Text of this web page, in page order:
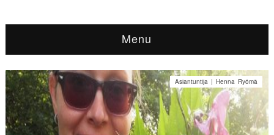
Menu
Asiantuntija | Henna Ryömä